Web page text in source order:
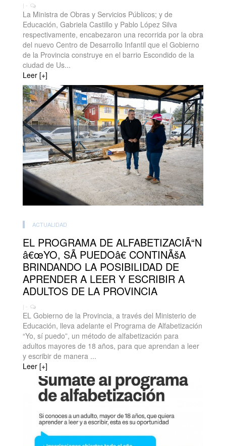
| -
La Ministra de Obras y Servicios Públicos; y de
Educación, Gabriela Castillo y Pablo López Silva
respectivamente, encabezaron una recorrida por la obra
del nuevo Centro de Desarrollo Infantil que el Gobierno
de la Provincia construye en el barrio Escondido de la
ciudad de Us...
Leer [+]
ACTUALIDAD
EL PROGRAMA DE ALFABETIZACIÃ“N
â€œYO, SÃ PUEDOâ€ CONTINÃšA
BRINDANDO LA POSIBILIDAD DE
APRENDER A LEER Y ESCRIBIR A
ADULTOS DE LA PROVINCIA
| -
EL Gobierno de la Provincia, a través del Ministerio de
Educación, lleva adelante el Programa de Alfabetización
“Yo, sí puedo”, un método de alfabetización para
adultos mayores de 18 años, para que aprendan a leer
y escribir de manera ...
Leer [+]